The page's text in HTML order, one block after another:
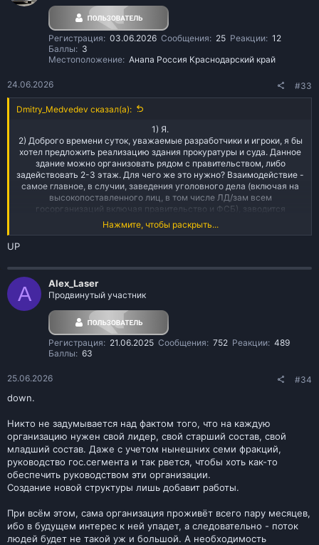
Регистрация 03.06.2026 Сообщения 25 Реакции 12
Баллы
3
Местоположение Анапа Россия Краснодарский край
24.06.2026 #33
Dmitry_Medvedev сказал(а):
1) Я.
2) Доброго времени суток, уважаемые разработчики и игроки, я бы
хотел предложить реализацию здания прокуратуры и суда. Данное
здание можно организовать рядом с правительством, либо
задействовать 2-3 этаж. Для чего же это нужно? Взаимодействие -
самое главное, в случии, заведения уголовного дела (включая на
высокопоставленного лиц, в том числе ЛД/зам всем
госорганизаций включая правительство и ФСБ), заводится
уголовное дело, прикладываются доказательства, после чего дело
направляется в прокуратуру, для предъявления обвинений, и
взаимодействие, и интерес к госорганизациям, да, сейчас
довольно большой актив там, но все равно имеются организации,
где актив меньше, возможно и рп составляющее может пойти в
верх. Прокуратура и суд - 2 отдельные организации (либо можно
вместе), Областной прокурор(Глава прокуратуры) и Глава
областного суда - будут назначаться следящей администрации
путем обзвона. Важно! Хотя-бы 1 раз быть на ЛД Пра-во/ФСБ
(отстоял полный срок или нет - не важно, главное, чтобы не был
СНГ (можно только РФ, решение разработчиков). Это повысит
мероприятий, межобластное сотрудничество, а сейчас по-факту
Нажмите, чтобы раскрыть...
UP
A Alex_Laser
Продвинутый участник
Регистрация 21.06.2025 Сообщения 752 Реакции 489
Баллы
63
25.06.2026 #34
down.
Никто не задумывается над фактом того, что на каждую
организацию нужен свой лидер, свой старший состав, свой
младший состав. Даже с учетом нынешних семи фракций,
руководство гос.сегмента и так рвется, чтобы хоть как-то
обеспечить руководством эти организации.
Создание новой структуры лишь добавит работы.
При всём этом, сама организация проживёт всего пару месяцев,
ибо в будущем интерес к ней упадет, а следовательно - поток
людей будет не такой уж и большой. А необходимость